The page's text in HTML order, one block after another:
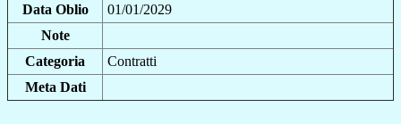
Data Oblio
01/01/2029
Note
Categoria
Contratti
Meta Dati